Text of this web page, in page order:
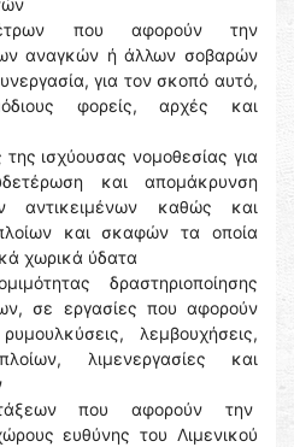
που αφορούν την
αναγκών ή άλλων σοβαρών
για τον σκοπό αυτό,
φορείς, αρχές και
ισχύουσας νομοθεσίας για
και απομάκρυνση
αντικειμένων καθώς και
και σκαφών τα οποία
χωρικά ύδατα
δραστηριοποίησης
σε εργασίες που αφορούν
λεμβουχήσεις,
λιμενεργασίες και
που αφορούν την
ευθύνης του Λιμενικού